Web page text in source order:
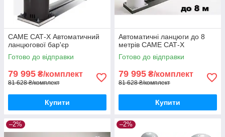
CAME САТ-X Автоматичний
ланцюгової бар'єр
Готово до відправки
79 995 ₴/комплект
81 628 ₴/комплект
Купити
Автоматичні ланцюги до 8
метрів CAME САТ-X
Готово до відправки
79 995 ₴/комплект
81 628 ₴/комплект
Купити
–2% –2%